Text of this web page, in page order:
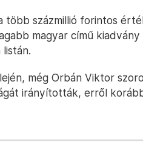
több százmillió forintos
magyar című kiadvány
még Orbán Viktor
irányították, erről